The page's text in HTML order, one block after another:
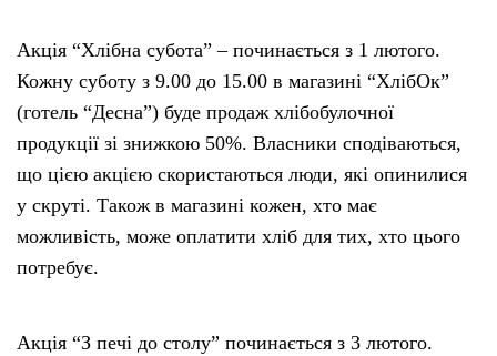
Акція “Хлібна субота” – починається з 1 лютого.
Кожну суботу з 9.00 до 15.00 в магазині “ХлібОк”
(готель “Десна”) буде продаж хлібобулочної
продукції зі знижкою 50%. Власники сподіваються,
що цією акцією скористаються люди, які опинилися
у скруті. Також в магазині кожен, хто має
можливість, може оплатити хліб для тих, хто цього
потребує.
Акція “З печі до столу” починається з 3 лютого.